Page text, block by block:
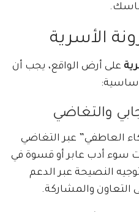
الأسرية
على أرض الواقع، يجب أن
أساسية:
العاطفي” عبر التغاضي
سوء أدب عابر أو قسوة في
النصيحة عبر الدعم
التعاون والمشاركة.